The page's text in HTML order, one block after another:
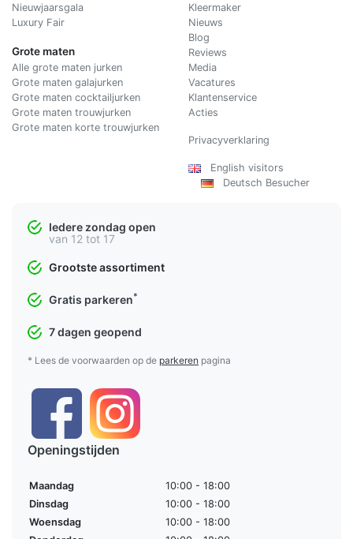
Nieuwjaarsgala
Luxury Fair
Grote maten
Alle grote maten jurken
Grote maten galajurken
Grote maten cocktailjurken
Grote maten trouwjurken
Grote maten korte trouwjurken
Kleermaker
Nieuws
Blog
Reviews
Media
Vacatures
Klantenservice
Acties
Privacyverklaring
English visitors
Deutsch Besucher
Iedere zondag open
van 12 tot 17
Grootste assortiment
Gratis parkeren*
7 dagen geopend
* Lees de voorwaarden op de parkeren pagina
Openingstijden
Maandag
10:00 - 18:00
Dinsdag
10:00 - 18:00
Woensdag
10:00 - 18:00